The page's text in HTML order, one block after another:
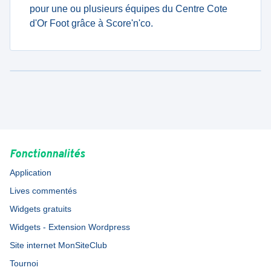
pour une ou plusieurs équipes du Centre Cote
d'Or Foot grâce à Score'n'co.
Fonctionnalités
Application
Lives commentés
Widgets gratuits
Widgets - Extension Wordpress
Site internet MonSiteClub
Tournoi